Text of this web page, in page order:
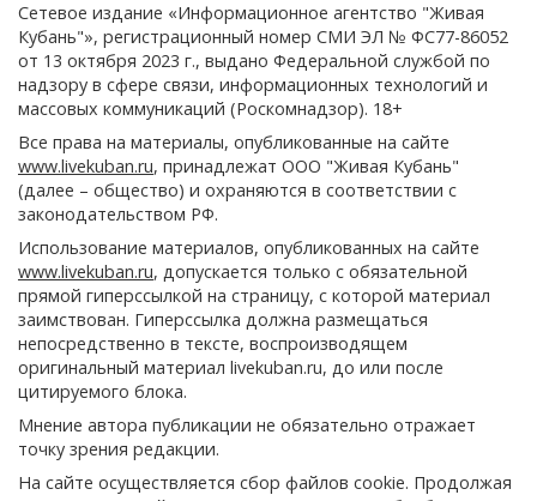
Сетевое издание «Информационное агентство "Живая
Кубань"», регистрационный номер СМИ ЭЛ № ФС77-86052
от 13 октября 2023 г., выдано Федеральной службой по
надзору в сфере связи, информационных технологий и
массовых коммуникаций (Роскомнадзор). 18+
Все права на материалы, опубликованные на сайте
www.livekuban.ru, принадлежат ООО "Живая Кубань"
(далее – общество) и охраняются в соответствии с
законодательством РФ.
Использование материалов, опубликованных на сайте
www.livekuban.ru, допускается только с обязательной
прямой гиперссылкой на страницу, с которой материал
заимствован. Гиперссылка должна размещаться
непосредственно в тексте, воспроизводящем
оригинальный материал livekuban.ru, до или после
цитируемого блока.
Мнение автора публикации не обязательно отражает
точку зрения редакции.
На сайте осуществляется сбор файлов cookie. Продолжая